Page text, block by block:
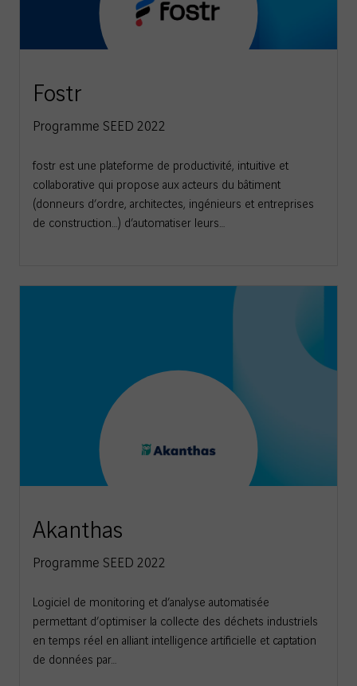
Fostr
Programme SEED 2022
fostr est une plateforme de productivité, intuitive et
collaborative qui propose aux acteurs du bâtiment
(donneurs d’ordre, architectes, ingénieurs et entreprises
de construction…) d’automatiser leurs…
Akanthas
Programme SEED 2022
Logiciel de monitoring et d’analyse automatisée
permettant d’optimiser la collecte des déchets industriels
en temps réel en alliant intelligence artificielle et captation
de données par…